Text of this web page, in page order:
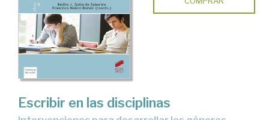
Escribir en las disciplinas